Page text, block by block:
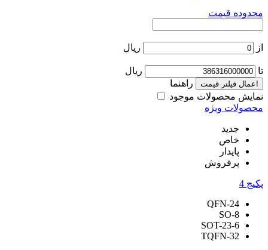
محدوده قیمت
از ریال
تا ریال
اعمال فیلتر قیمت
راهنما
نمایش محصولات موجود
محصولات ویژه
جدید
خاص
پایدار
پرفروش
پکیج 4
QFN-24
SO-8
SOT-23-6
TQFN-32